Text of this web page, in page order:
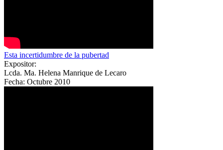
Esta incertidumbre de la pubertad
Expositor:
Lcda. Ma. Helena Manrique de Lecaro
Fecha: Octubre 2010